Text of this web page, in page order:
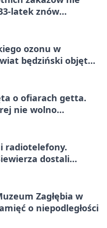
latek znów
ozonu w
będziński objęty
o ofiarach getta.
nie wolno
radiotelefony.
dostali
Zagłębia w
o niepodległości